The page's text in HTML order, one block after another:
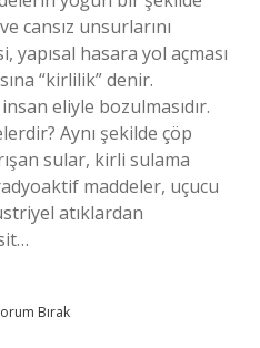
cansız unsurlarını
hasara yol açması
“kirlilik” denir.
eliyle bozulmasıdır.
Aynı şekilde çöp
sular, kirli sulama
maddeler, uçucu
atıklardan
Bırak